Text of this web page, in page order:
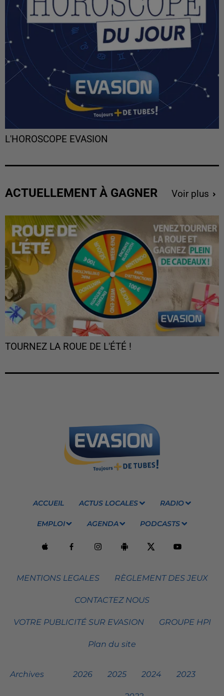
L'HOROSCOPE EVASION
ACTUELLEMENT À GAGNER Voir plus
TOURNEZ LA ROUE DE L'ÉTÉ !
ACCUEIL ACTUS LOCALES RADIO
EMPLOI AGENDA PODCASTS
MENTIONS LEGALES RÈGLEMENT DES JEUX
CONTACTEZ NOUS
VOTRE PUBLICITÉ SUR EVASION GROUPE HPI
Plan du site
Archives 2026 2025 2024 2023